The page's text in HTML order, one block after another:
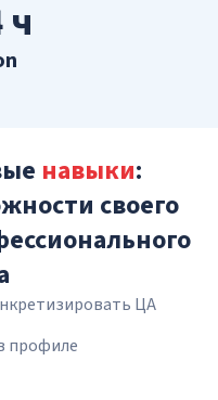
навыки:
своего
ЦА
профиле